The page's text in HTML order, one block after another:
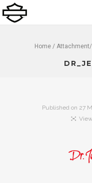
Noleggio
Abbigliamento e
Home / Attachment/
Published on 27